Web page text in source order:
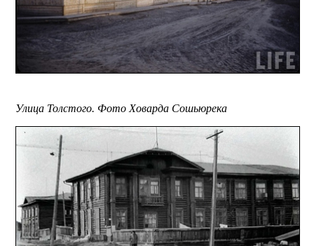
Улица Толстого. Фото Ховарда Сошьюрека